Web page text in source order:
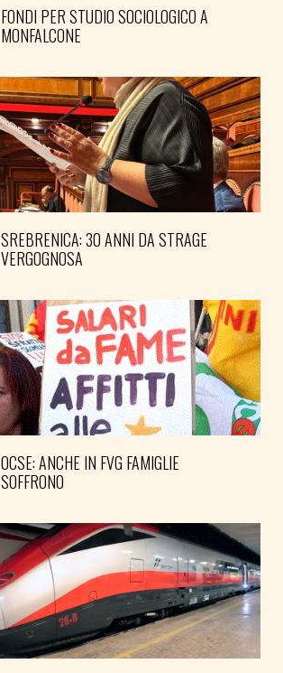
FONDI PER STUDIO SOCIOLOGICO A
MONFALCONE
SREBRENICA: 30 ANNI DA STRAGE
VERGOGNOSA
OCSE: ANCHE IN FVG FAMIGLIE
SOFFRONO